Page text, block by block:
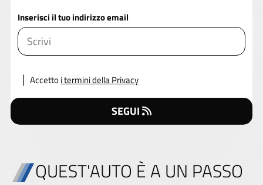
Inserisci il tuo indirizzo email
Accettoi termini della Privacy
SEGUI
QUEST'AUTO È A UN PASSO